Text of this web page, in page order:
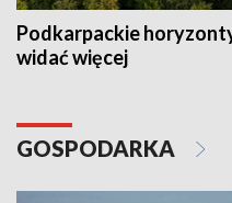
Podkarpackie
widać więcej
GOSPODARKA